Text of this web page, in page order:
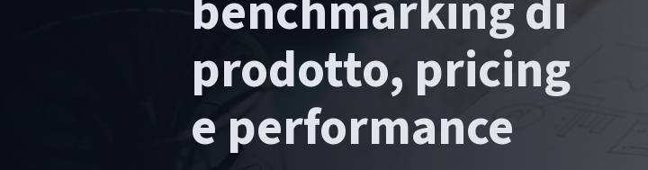
prodotto, pricing
e performance